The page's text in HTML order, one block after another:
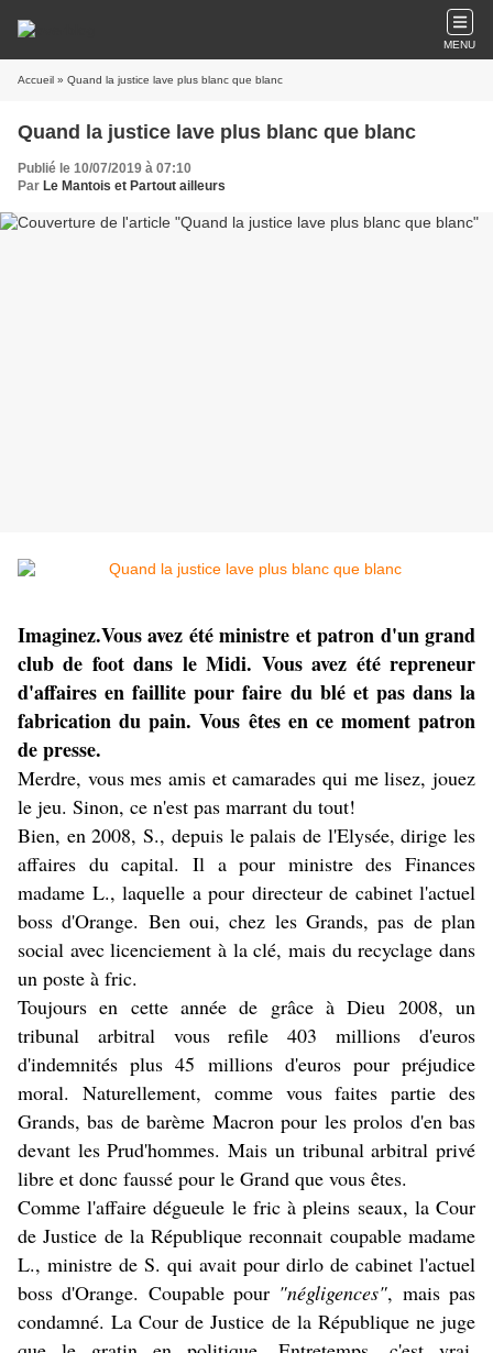
MENU
Accueil » Quand la justice lave plus blanc que blanc
Quand la justice lave plus blanc que blanc
Publié le 10/07/2019 à 07:10
Par Le Mantois et Partout ailleurs
Imaginez.Vous avez été ministre et patron d'un grand
club de foot dans le Midi. Vous avez été repreneur
d'affaires en faillite pour faire du blé et pas dans la
fabrication du pain. Vous êtes en ce moment patron
de presse.
Merdre, vous mes amis et camarades qui me lisez, jouez
le jeu. Sinon, ce n'est pas marrant du tout!
Bien, en 2008, S., depuis le palais de l'Elysée, dirige les
affaires du capital. Il a pour ministre des Finances
madame L., laquelle a pour directeur de cabinet l'actuel
boss d'Orange. Ben oui, chez les Grands, pas de plan
social avec licenciement à la clé, mais du recyclage dans
un poste à fric.
Toujours en cette année de grâce à Dieu 2008, un
tribunal arbitral vous refile 403 millions d'euros
d'indemnités plus 45 millions d'euros pour préjudice
moral. Naturellement, comme vous faites partie des
Grands, bas de barème Macron pour les prolos d'en bas
devant les Prud'hommes. Mais un tribunal arbitral privé
libre et donc faussé pour le Grand que vous êtes.
Comme l'affaire dégueule le fric à pleins seaux, la Cour
de Justice de la République reconnait coupable madame
L., ministre de S. qui avait pour dirlo de cabinet l'actuel
boss d'Orange. Coupable pour "négligences", mais pas
condamné. La Cour de Justice de la République ne juge